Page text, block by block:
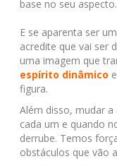
base no seu aspecto.
E se aparenta ser
acredite que vai ser
uma imagem que
espírito dinâmico
figura.
Além disso, mudar
cada um e quando
derrube. Temos
obstáculos que vão